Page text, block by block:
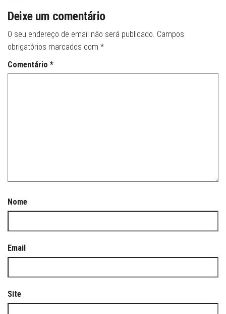
Deixe um comentário
O seu endereço de email não será publicado. Campos
obrigatórios marcados com *
Comentário *
Nome
Email
Site